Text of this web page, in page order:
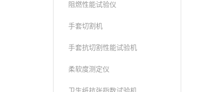
阻燃性能试验仪
手套切割机
手套抗切割性能试验机
柔软度测定仪